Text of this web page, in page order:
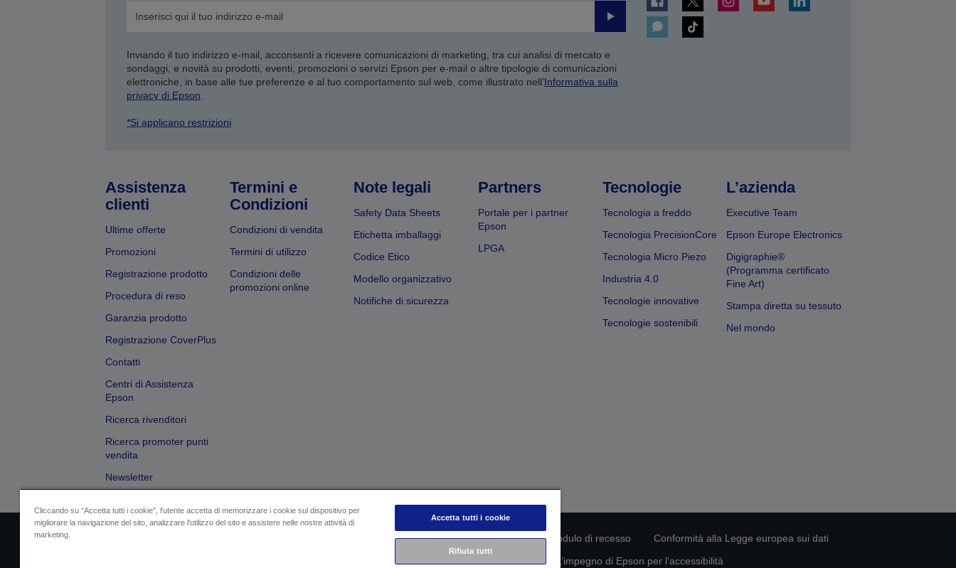
Invia
Inviando il tuo indirizzo e-mail, acconsenti a ricevere comunicazioni di marketing, tra cui analisi di mercato e
sondaggi, e novità su prodotti, eventi, promozioni o servizi Epson per e-mail o altre tipologie di comunicazioni
elettroniche, in base alle tue preferenze e al tuo comportamento sul web, come illustrato nell’Informativa sulla
privacy di Epson
*Si applicano restrizioni
Assistenza
clienti
Ultime offerte
Promozioni
Registrazione prodotto
Procedura di reso
Garanzia prodotto
Registrazione CoverPlus
Contatti
Centri di Assistenza
Epson
Ricerca rivenditori
Ricerca promoter punti
vendita
Newsletter
Termini e
Condizioni
Condizioni di vendita
Termini di utilizzo
Condizioni delle
promozioni online
Note legali
Safety Data Sheets
Etichetta imballaggi
Codice Etico
Modello organizzativo
Notifiche di sicurezza
Partners
Portale per i partner
Epson
LPGA
Tecnologie
Tecnologia a freddo
Tecnologia PrecisionCore
Tecnologia Micro Piezo
Industria 4.0
Tecnologie innovative
Tecnologie sostenibili
L’azienda
Executive Team
Epson Europe Electronics
Digigraphie®
(Programma certificato
Fine Art)
Stampa diretta su tessuto
Nel mondo
Informativa sulla privacy Modulo di recesso
Conformità alla Legge europea sui dati
Contattaci per informazioni sui tuoi dati
L’impegno di Epson per l’accessibilità
Cliccando su “Accetta tutti i cookie”, l'utente accetta di memorizzare i cookie sul dispositivo per
migliorare la navigazione del sito, analizzare l'utilizzo del sito e assistere nelle nostre attività di
marketing.
Accetta tutti i cookie
Rifiuta tutti